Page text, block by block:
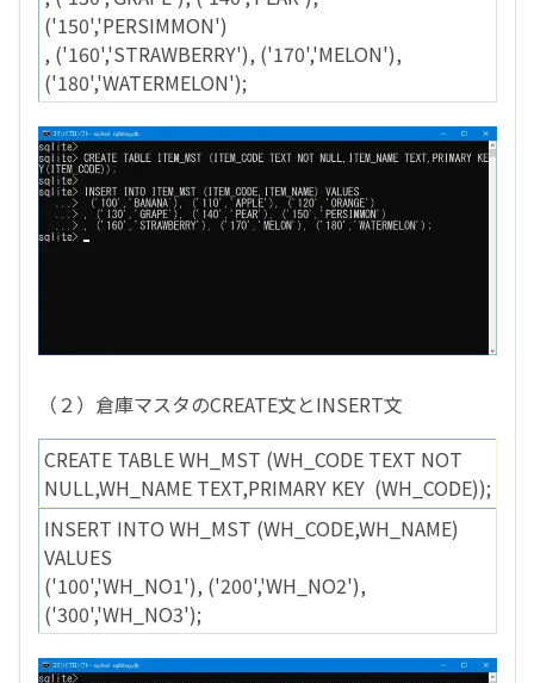
('150','PERSIMMON')
, ('160','STRAWBERRY'), ('170','MELON'),
('180','WATERMELON');
（２）倉庫マスタのCREATE文とINSERT文
CREATE TABLE WH_MST (WH_CODE TEXT NOT
NULL,WH_NAME TEXT,PRIMARY KEY (WH_CODE));
INSERT INTO WH_MST (WH_CODE,WH_NAME)
VALUES
('100','WH_NO1'), ('200','WH_NO2'),
('300','WH_NO3');